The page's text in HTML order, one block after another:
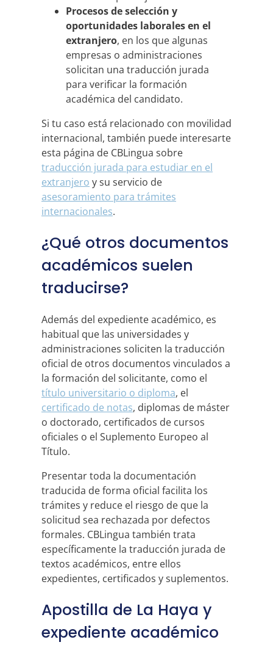
Procesos de selección y
oportunidades laborales en el
extranjero, en los que algunas
empresas o administraciones
solicitan una traducción jurada
para verificar la formación
académica del candidato.
Si tu caso está relacionado con movilidad
internacional, también puede interesarte
esta página de CBLingua sobre
traducción jurada para estudiar en el
extranjero y su servicio de
asesoramiento para trámites
internacionales.
¿Qué otros documentos
académicos suelen
traducirse?
Además del expediente académico, es
habitual que las universidades y
administraciones soliciten la traducción
oficial de otros documentos vinculados a
la formación del solicitante, como el
título universitario o diploma, el
certificado de notas, diplomas de máster
o doctorado, certificados de cursos
oficiales o el Suplemento Europeo al
Título.
Presentar toda la documentación
traducida de forma oficial facilita los
trámites y reduce el riesgo de que la
solicitud sea rechazada por defectos
formales. CBLingua también trata
específicamente la traducción jurada de
textos académicos, entre ellos
expedientes, certificados y suplementos.
Apostilla de La Haya y
expediente académico